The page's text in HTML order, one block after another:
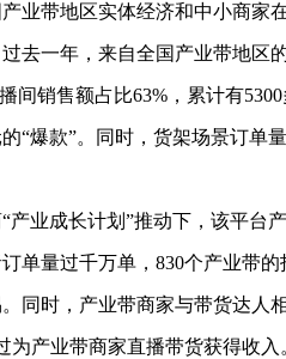
业带地区实体经济和中小商家
去一年，来自全国产业带地区
间销售额占比63%，累计有
“爆款”。同时，货架场景订单
产业成长计划”推动下，该平台
单量过千万单，830个产业带
同时，产业带商家与带货达人
为产业带商家直播带货获得收入